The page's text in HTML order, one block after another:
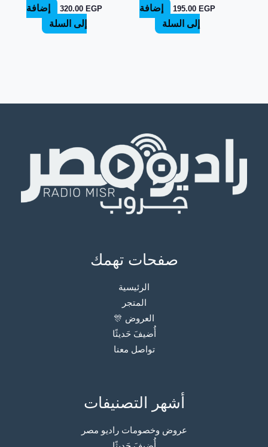
195.00 EGP
إضافة
إلى السلة
320.00 EGP
إضافة
إلى السلة
صفحات تهمك
الرئيسية
المتجر
العروض 🎊
أُضيفَ حَديثًا
تواصل معنا
أشهر التصنيفات
عروض وخصومات راديو مصر